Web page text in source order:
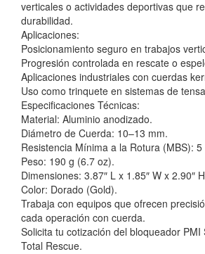
verticales o actividades deportivas que
durabilidad.
Aplicaciones:
Posicionamiento seguro en trabajos
Progresión controlada en rescate o
Aplicaciones industriales con cuerdas
Uso como trinquete en sistemas de
Especificaciones Técnicas:
Material: Aluminio anodizado.
Diámetro de Cuerda: 10–13 mm.
Resistencia Mínima a la Rotura (MBS):
Peso: 190 g (6.7 oz).
Dimensiones: 3.87″ L x 1.85″ W x 2.90″
Color: Dorado (Gold).
Trabaja con equipos que ofrecen
cada operación con cuerda.
Solicita tu cotización del bloqueador PMI
Total Rescue.